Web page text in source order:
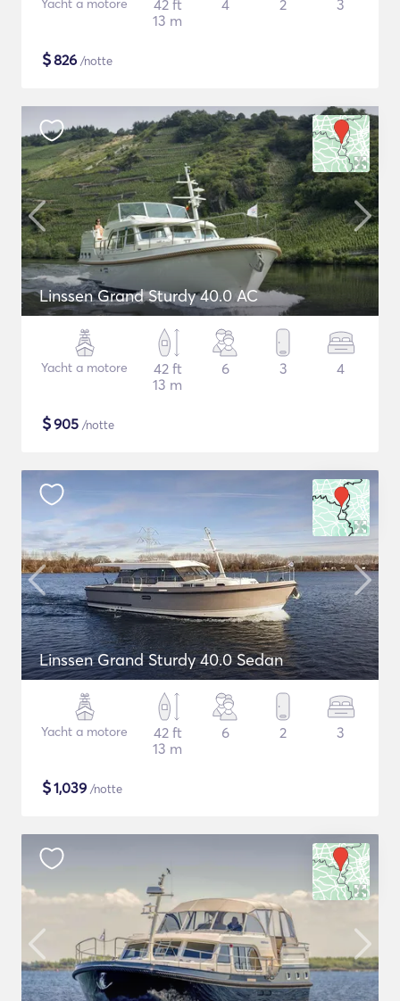
Yacht a motore
42 ft
13 m
4 2 3
$826 /notte
Linssen Grand Sturdy 40.0 AC
Yacht a motore
42 ft
13 m
6 3 4
$905 /notte
Linssen Grand Sturdy 40.0 Sedan
Yacht a motore
42 ft
13 m
6 2 3
$1,039 /notte